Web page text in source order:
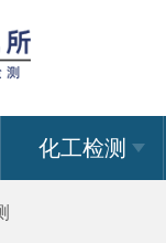
化工检测